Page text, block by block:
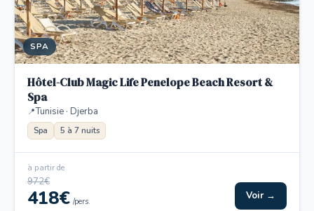
SPA
Hôtel-Club Magic Life Penelope Beach Resort &
Spa
Tunisie · Djerba
Spa 5 à 7 nuits
à partir de
972€
418€ /pers. Voir →